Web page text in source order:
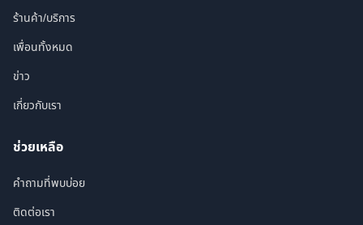
ร้านค้า/บริการ
เพื่อนทั้งหมด
ข่าว
เกี่ยวกับเรา
ช่วยเหลือ
คำถามที่พบบ่อย
ติดต่อเรา